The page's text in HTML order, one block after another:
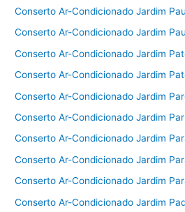
Conserto Ar-Condicionado Jardim
Conserto Ar-Condicionado Jardim
Conserto Ar-Condicionado Jardim
Conserto Ar-Condicionado Jardim
Conserto Ar-Condicionado Jardim
Conserto Ar-Condicionado Jardim
Conserto Ar-Condicionado Jardim
Conserto Ar-Condicionado Jardim
Conserto Ar-Condicionado Jardim
Conserto Ar-Condicionado Jardim